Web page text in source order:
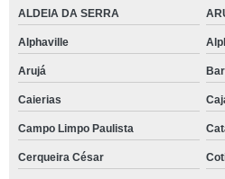
ALDEIA DA SERRA
Alphaville
Arujá
Caierias
Campo Limpo Paulista
Cerqueira César